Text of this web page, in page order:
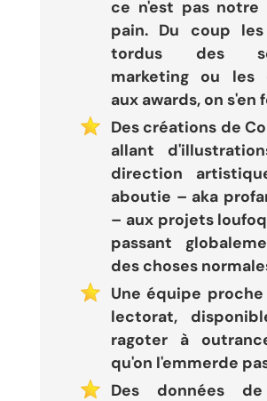
ce n'est pas notre
pain. Du coup
tordus des
marketing ou les
aux awards, on s'en
Des créations de
allant
direction
aboutie – aka
– aux projets
passant
des choses
Une équipe
lectorat,
ragoter à
qu'on l'emmerde
Des données